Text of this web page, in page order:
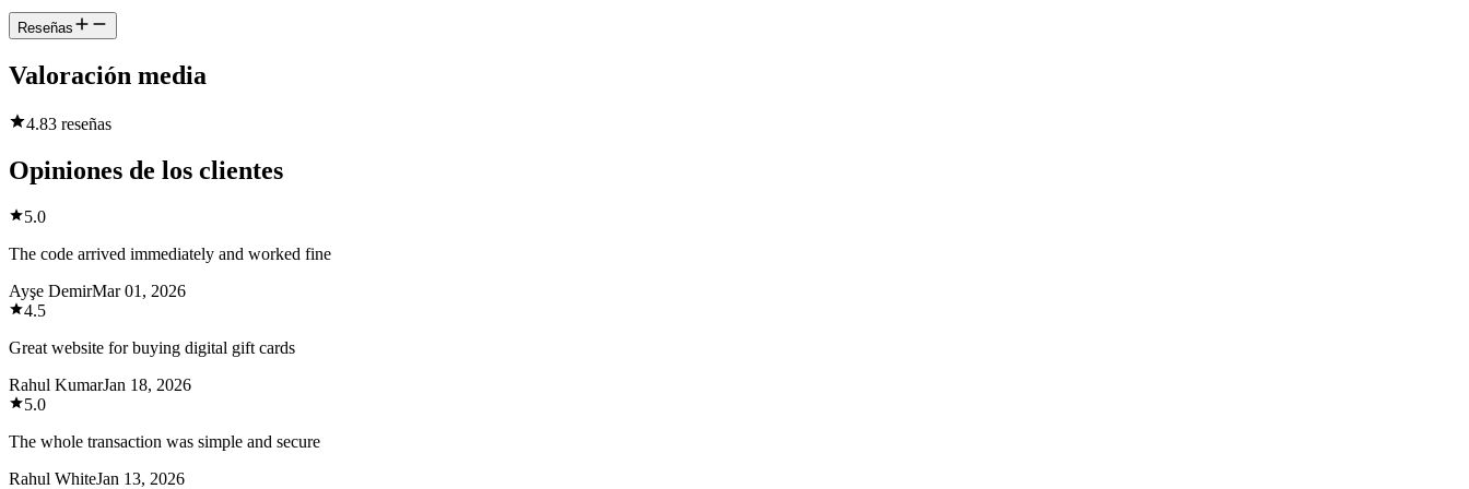
Reseñas
Valoración media
4.83 reseñas
Opiniones de los clientes
5.0
The code arrived immediately and worked fine
Ayşe DemirMar 01, 2026
4.5
Great website for buying digital gift cards
Rahul KumarJan 18, 2026
5.0
The whole transaction was simple and secure
Rahul WhiteJan 13, 2026